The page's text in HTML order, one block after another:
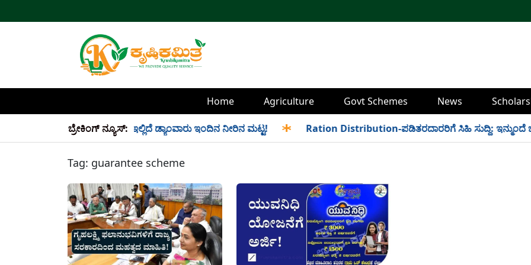
Home Agriculture Govt Schemes News
ಬ್ರೇಕಿಂಗ್ ನ್ಯೂಸ್:
34 TMC ನೀರು ಸಂಗ್ರಹ! ಇಲ್ಲಿದೆ ಡ್ಯಾಂವಾರು ಇಂದಿನ ನೀರಿನ ಮಟ್ಟ! Ration Distribution-ಪಡಿತರದಾರರಿಗೆ ಸಿಹಿ ಸುದ್ದಿ: ಇನ್ಮುಂದೆ
Tag: guarantee scheme